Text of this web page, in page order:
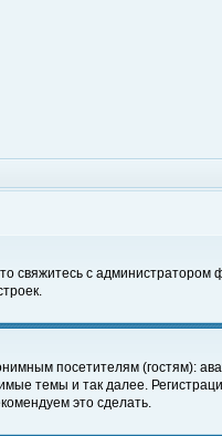
свяжитесь с
посетителям (гостям):
темы и так далее.
это сделать.